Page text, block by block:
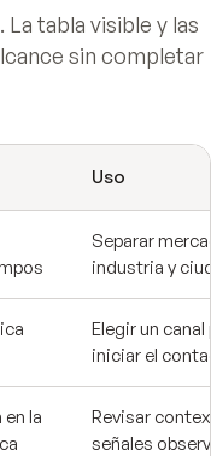
tabla visible y las
sin completar
Uso
Separar
industria y
Elegir un canal
iniciar el
la
Revisar
señales